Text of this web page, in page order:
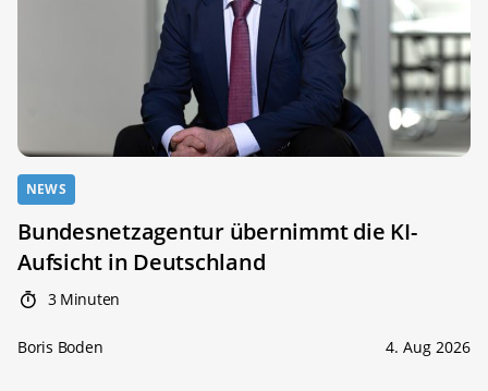
NEWS
Bundesnetzagentur übernimmt die KI-
Aufsicht in Deutschland
3 Minuten
Boris Boden 4. Aug 2026